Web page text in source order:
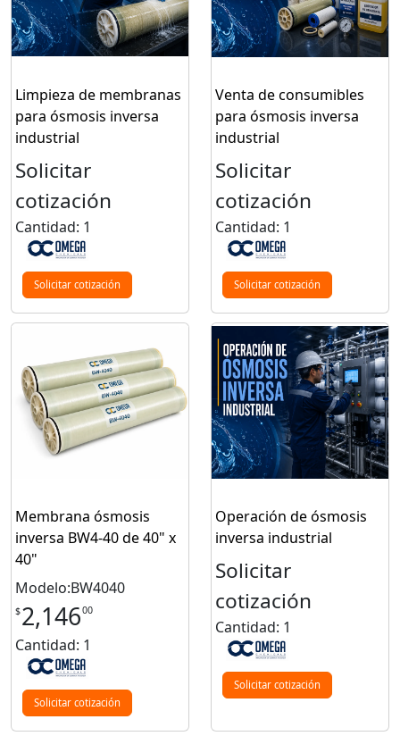
Limpieza de membranas
para ósmosis inversa
industrial
Solicitar
cotización
Cantidad: 1
Solicitar cotización
Venta de consumibles
para ósmosis inversa
industrial
Solicitar
cotización
Cantidad: 1
Solicitar cotización
Membrana ósmosis
inversa BW4-40 de 40" x
40"
Modelo:BW4040
$2,14600
Cantidad: 1
Solicitar cotización
Operación de ósmosis
inversa industrial
Solicitar
cotización
Cantidad: 1
Solicitar cotización